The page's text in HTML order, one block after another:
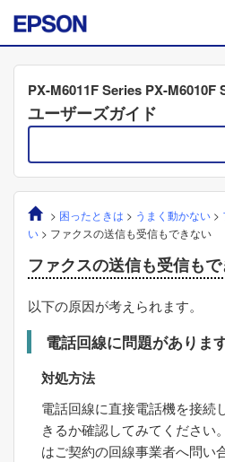
PX-M6011F Series PX-M6010F
ユーザーズガイド
> 困ったときは > うまく動かない>
い > ファクスの送信も受信もできない
ファクスの送信も受信も
以下の原因が考えられます。
電話回線に問題があります
対処方法
電話回線に直接電話機を接続
きるか確認してみてください
はご契約の回線事業者へ問い